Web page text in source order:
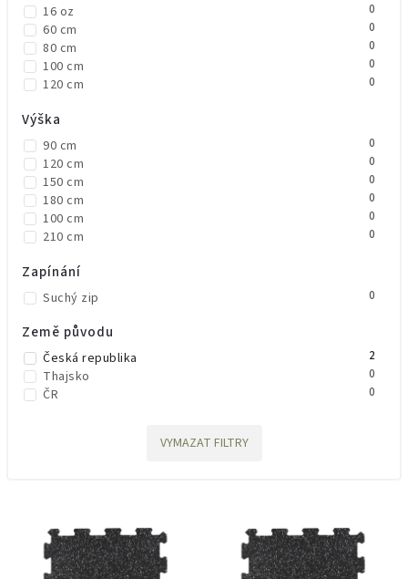
16 oz
0
60 cm 0
80 cm 0
100 cm 0
120 cm 0
Výška
90 cm 0
120 cm 0
150 cm 0
180 cm 0
100 cm 0
210 cm 0
Zapínání
Suchý zip 0
Země původu
Česká republika 2
Thajsko 0
ČR 0
VYMAZAT FILTRY